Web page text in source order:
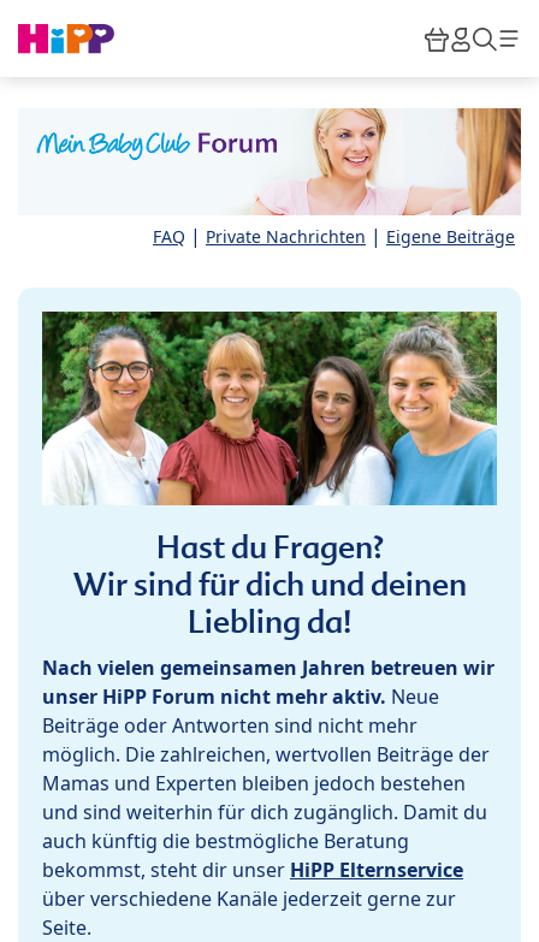
HiPP
FAQ | Private Nachrichten | Eigene Beiträge
Hast du Fragen?
Wir sind für dich und deinen
Liebling da!
Nach vielen gemeinsamen Jahren betreuen wir
unser HiPP Forum nicht mehr aktiv. Neue
Beiträge oder Antworten sind nicht mehr
möglich. Die zahlreichen, wertvollen Beiträge der
Mamas und Experten bleiben jedoch bestehen
und sind weiterhin für dich zugänglich. Damit du
auch künftig die bestmögliche Beratung
bekommst, steht dir unser HiPP Elternservice
über verschiedene Kanäle jederzeit gerne zur
Seite.